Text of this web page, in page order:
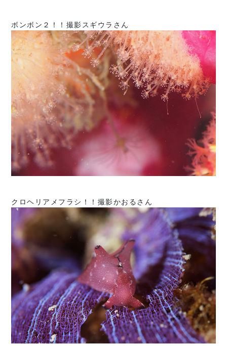
ボンボン２！！撮影スギウラさん
クロヘリアメフラシ！！撮影かおるさん